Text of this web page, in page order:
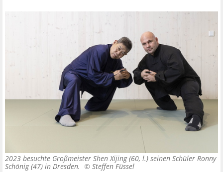
2023 besuchte Großmeister Shen Xijing (60, l.) seinen Schüler Ronny
Schönig (47) in Dresden. © Steffen Füssel